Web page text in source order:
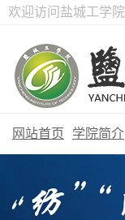
欢迎访问盐城工学
网站首页 学院简介